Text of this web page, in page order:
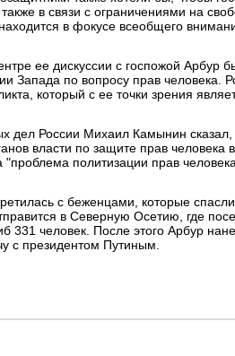
в связи с ограничениями на
в фокусе всеобщего
ее дискуссии с госпожой Арбур
Запада по вопросу прав человека.
который с ее точки зрения
дел России Михаил Камынин сказал,
власти по защите прав человека в
"проблема политизации прав
с беженцами, которые
в Северную Осетию, где
331 человек. После этого Арбур
с президентом Путиным.